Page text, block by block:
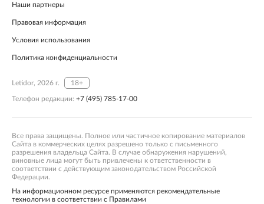
Наши партнеры
Правовая информация
Условия использования
Политика конфиденциальности
Letidor, 2026 г. 18+
Телефон редакции: +7 (495) 785-17-00
Все права защищены. Полное или частичное копирование материалов
Сайта в коммерческих целях разрешено только с письменного
разрешения владельца Сайта. В случае обнаружения нарушений,
виновные лица могут быть привлечены к ответственности в
соответствии с действующим законодательством Российской
Федерации.
На информационном ресурсе применяются рекомендательные
технологии в соответствии с Правилами